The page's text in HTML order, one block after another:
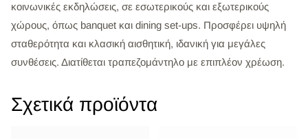
κοινωνικές εκδηλώσεις, σε εσωτερικούς και εξωτερικούς
χώρους, όπως banquet και dining set-ups. Προσφέρει υψηλή
σταθερότητα και κλασική αισθητική, ιδανική για μεγάλες
συνθέσεις. Διατίθεται τραπεζομάντηλο με επιπλέον χρέωση.
Σχετικά προϊόντα